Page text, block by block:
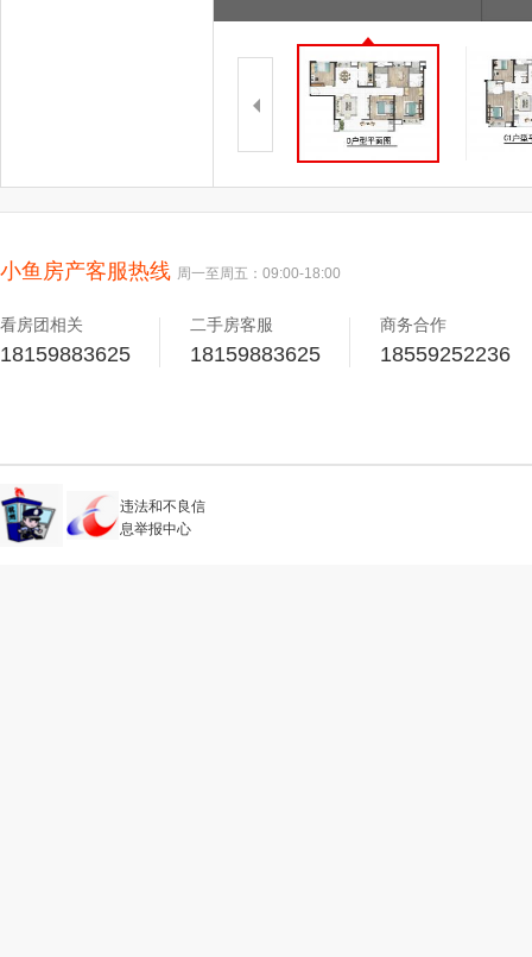
小鱼房产客服热线 周一至周五：09:00-18:00
看房团相关
18159883625
二手房客服
18159883625
商务合作
18559252236
违法和不良信
息举报中心